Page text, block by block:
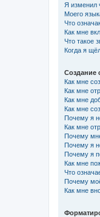
Я изменил
Моего
Что
Как мне
Что такое
Когда я
Создание
Как мне
Как мне
Как мне
Как мне
Почему я
Как мне
Почему
Почему я
Почему я
Как мне
Что
Почему
Как мне